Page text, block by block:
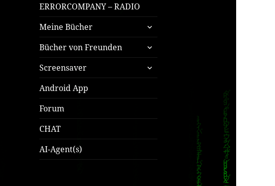
ERRORCOMPANY – RADIO
Meine Bücher
untermenü
öffnen
Bücher von Freunden
untermenü
öffnen
Screensaver
untermenü
öffnen
Android App
Forum
CHAT
AI-Agent(s)